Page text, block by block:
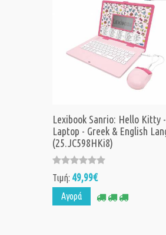
Lexibook Sanrio: Hello Kitty
Laptop - Greek & English
(25.JC598HKi8)
Τιμή: 49,99€
Αγορά